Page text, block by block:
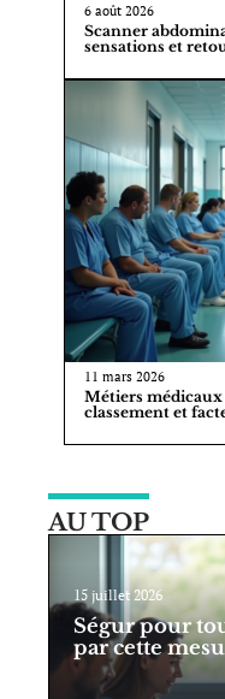
6 août 2026
Scanner
sensations et
11 mars 2026
Métiers médicaux
classement et
AU TOP
15 juillet 2026
Ségur pour
par cette